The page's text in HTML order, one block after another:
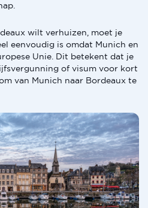
wilt verhuizen, moet je
eenvoudig is omdat Munich en
Unie. Dit betekent dat je
of visum voor kort
van Munich naar Bordeaux te